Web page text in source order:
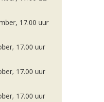
17.00 uur
17.00 uur
17.00 uur
17.00 uur